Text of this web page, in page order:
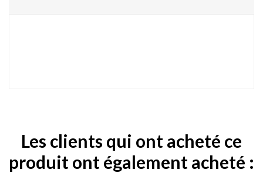
Les clients qui ont acheté ce
produit ont également acheté :